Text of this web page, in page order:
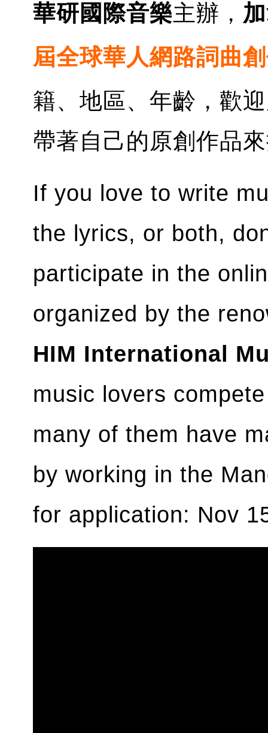
華研國際音樂主辦，
屆全球華人網路詞曲
籍、地區、年齡，歡
帶著自己的原創作品
If you love to write
the lyrics, or both,
participate in the
organized by the
HIM International
music lovers
many of them have
by working in the
for application: Nov